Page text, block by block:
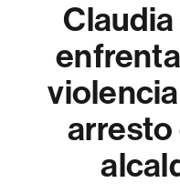
arresto